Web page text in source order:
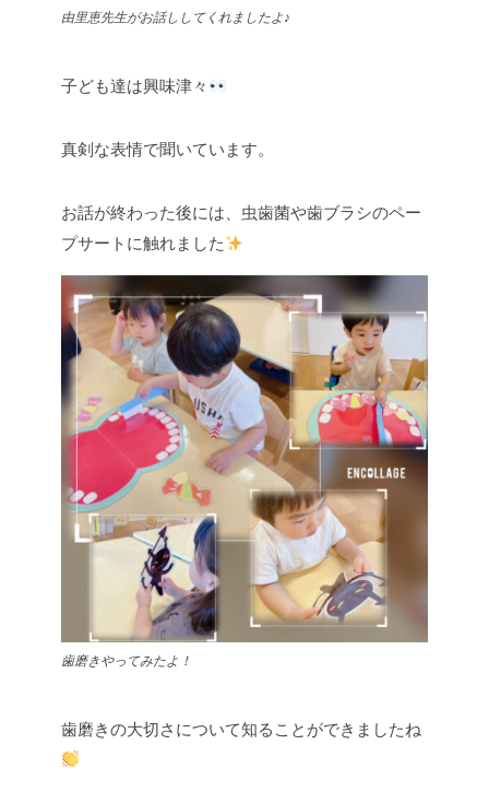
由里恵先生がお話ししてくれましたよ♪
子ども達は興味津々
真剣な表情で聞いています。
お話が終わった後には、虫歯菌や歯ブラシのペー
プサートに触れました
歯磨きやってみたよ！
歯磨きの大切さについて知ることができましたね